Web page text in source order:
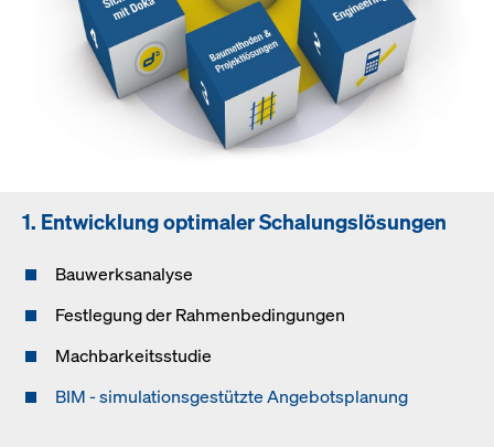
1. Entwicklung optimaler Schalungslösungen
Bauwerksanalyse
Festlegung der Rahmenbedingungen
Machbarkeitsstudie
BIM - simulationsgestützte Angebotsplanung